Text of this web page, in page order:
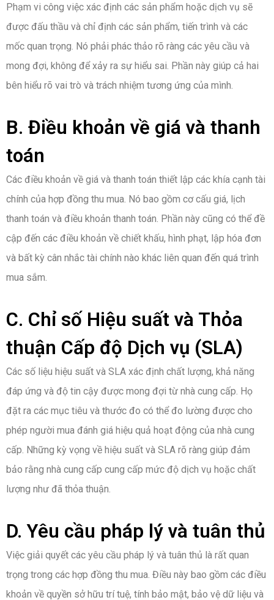
Phạm vi công việc xác định các sản phẩm hoặc dịch vụ sẽ
được đấu thầu và chỉ định các sản phẩm, tiến trình và các
mốc quan trọng. Nó phải phác thảo rõ ràng các yêu cầu và
mong đợi, không để xảy ra sự hiểu sai. Phần này giúp cả hai
bên hiểu rõ vai trò và trách nhiệm tương ứng của mình.
B. Điều khoản về giá và thanh
toán
Các điều khoản về giá và thanh toán thiết lập các khía cạnh tài
chính của hợp đồng thu mua. Nó bao gồm cơ cấu giá, lịch
thanh toán và điều khoản thanh toán. Phần này cũng có thể đề
cập đến các điều khoản về chiết khấu, hình phạt, lập hóa đơn
và bất kỳ cân nhắc tài chính nào khác liên quan đến quá trình
mua sắm.
C. Chỉ số Hiệu suất và Thỏa
thuận Cấp độ Dịch vụ (SLA)
Các số liệu hiệu suất và SLA xác định chất lượng, khả năng
đáp ứng và độ tin cậy được mong đợi từ nhà cung cấp. Họ
đặt ra các mục tiêu và thước đo có thể đo lường được cho
phép người mua đánh giá hiệu quả hoạt động của nhà cung
cấp. Những kỳ vọng về hiệu suất và SLA rõ ràng giúp đảm
bảo rằng nhà cung cấp cung cấp mức độ dịch vụ hoặc chất
lượng như đã thỏa thuận.
D. Yêu cầu pháp lý và tuân thủ
Việc giải quyết các yêu cầu pháp lý và tuân thủ là rất quan
trọng trong các hợp đồng thu mua. Điều này bao gồm các điều
khoản về quyền sở hữu trí tuệ, tính bảo mật, bảo vệ dữ liệu và